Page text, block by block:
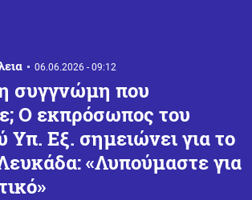
06.06.2026 - 09:12
συγγνώμη που
Ο εκπρόσωπος του
Υπ. Εξ. σημειώνει για το
«Λυπούμαστε για